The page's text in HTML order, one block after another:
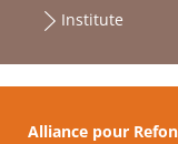
Institute
Alliance pour